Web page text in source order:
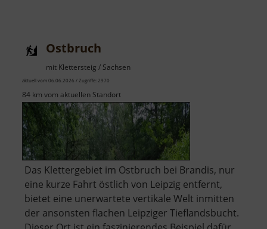
Ostbruch
mit Klettersteig / Sachsen
aktuell vom 06.06.2026 / Zugriffe: 2970
84 km vom aktuellen Standort
Das Klettergebiet im Ostbruch bei Brandis, nur
eine kurze Fahrt östlich von Leipzig entfernt,
bietet eine unerwartete vertikale Welt inmitten
der ansonsten flachen Leipziger Tieflandsbucht.